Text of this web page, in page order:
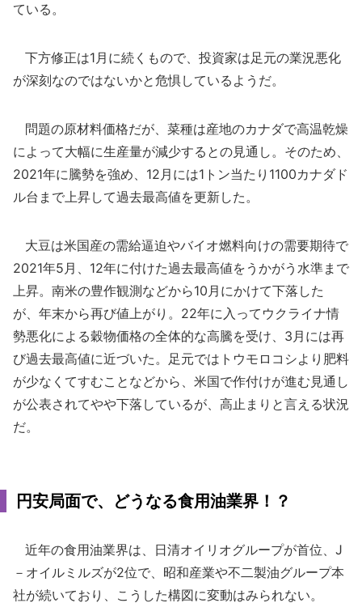
ている。
下方修正は1月に続くもので、投資家は足元の業況悪化
が深刻なのではないかと危惧しているようだ。
問題の原材料価格だが、菜種は産地のカナダで高温乾燥
によって大幅に生産量が減少するとの見通し。そのため、
2021年に騰勢を強め、12月には1トン当たり1100カナダド
ル台まで上昇して過去最高値を更新した。
大豆は米国産の需給逼迫やバイオ燃料向けの需要期待で
2021年5月、12年に付けた過去最高値をうかがう水準まで
上昇。南米の豊作観測などから10月にかけて下落した
が、年末から再び値上がり。22年に入ってウクライナ情
勢悪化による穀物価格の全体的な高騰を受け、3月には再
び過去最高値に近づいた。足元ではトウモロコシより肥料
が少なくてすむことなどから、米国で作付けが進む見通し
が公表されてやや下落しているが、高止まりと言える状況
だ。
円安局面で、どうなる食用油業界！？
近年の食用油業界は、日清オイリオグループが首位、J
－オイルミルズが2位で、昭和産業や不二製油グループ本
社が続いており、こうした構図に変動はみられない。